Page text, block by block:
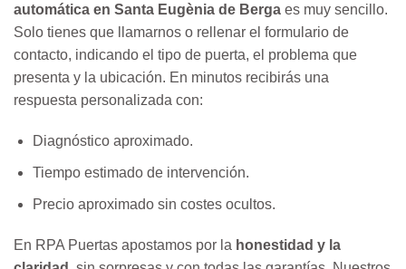
automática en Santa Eugènia de Berga es muy sencillo.
Solo tienes que llamarnos o rellenar el formulario de
contacto, indicando el tipo de puerta, el problema que
presenta y la ubicación. En minutos recibirás una
respuesta personalizada con:
Diagnóstico aproximado.
Tiempo estimado de intervención.
Precio aproximado sin costes ocultos.
En RPA Puertas apostamos por la honestidad y la